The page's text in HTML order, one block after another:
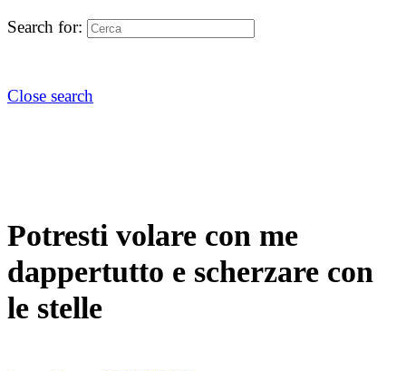
Search for:
Close search
Potresti volare con me
dappertutto e scherzare con
le stelle